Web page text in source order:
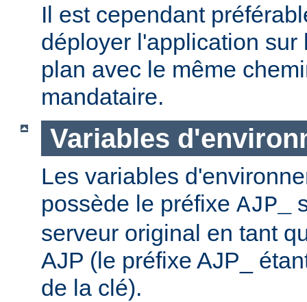
Il est cependant
déployer l'application sur
plan avec le même
mandataire.
Variables
Les variables
possède le préfixe AJP_
serveur original en tant
AJP (le préfixe AJP_
de la clé).